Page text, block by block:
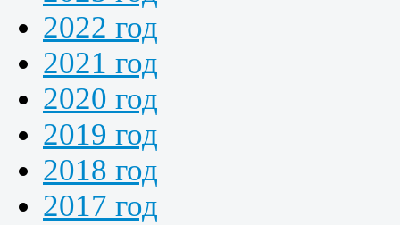
2022 год
2021 год
2020 год
2019 год
2018 год
2017 год